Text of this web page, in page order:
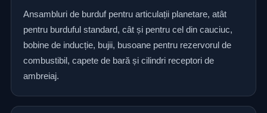
Ansambluri de burduf pentru articulații planetare, atât
pentru burduful standard, cât și pentru cel din cauciuc,
bobine de inducție, bujii, busoane pentru rezervorul de
combustibil, capete de bară și cilindri receptori de
ambreiaj.